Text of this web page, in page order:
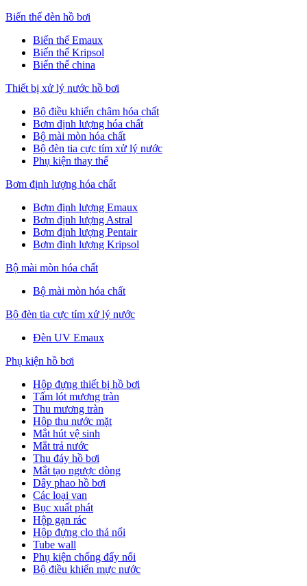
Biến thế đèn hồ bơi
Biến thế Emaux
Biến thế Kripsol
Biến thế china
Thiết bị xử lý nước hồ bơi
Bộ điều khiển châm hóa chất
Bơm định lượng hóa chất
Bộ mài mòn hóa chất
Bộ đèn tia cực tím xử lý nước
Phụ kiện thay thế
Bơm định lượng hóa chất
Bơm định lượng Emaux
Bơm định lượng Astral
Bơm định lượng Pentair
Bơm định lượng Kripsol
Bộ mài mòn hóa chất
Bộ mài mòn hóa chất
Bộ đèn tia cực tím xử lý nước
Đèn UV Emaux
Phụ kiện hồ bơi
Hộp đựng thiết bị hồ bơi
Tấm lót mương tràn
Thu mương tràn
Hôp thu nước mặt
Mắt hút vệ sinh
Mắt trả nước
Thu đáy hồ bơi
Mắt tạo ngược dòng
Dây phao hồ bơi
Các loại van
Bục xuất phát
Hộp gạn rác
Hộp đựng clo thả nổi
Tube wall
Phụ kiện chống đẩy nổi
Bộ điều khiển mực nước